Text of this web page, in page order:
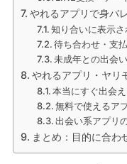
やれるアプリで身バ
知り合いに表示
待ち合わせ・支
未成年との出会
やれるアプリ・ヤリ
本当にすぐ出会
無料で使えるア
出会い系アプリ
まとめ：目的に合わ